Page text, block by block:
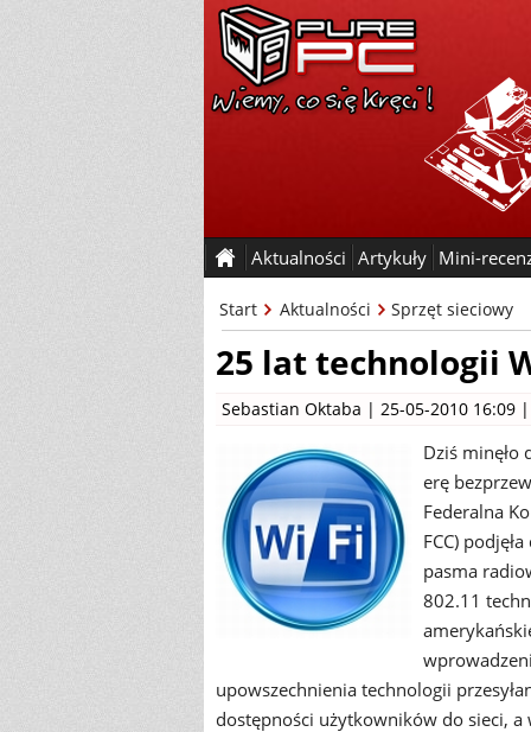
Aktualności Artykuły Mini-
Start Aktualności Sprzęt sieciowy
25 lat technologii
Sebastian Oktaba | 25-05-2010 16:09
Dziś minęło
erę
Federalna
FCC)
pasma
802.11
upowszechnienia technologii
dostępności użytkowników do sieci,